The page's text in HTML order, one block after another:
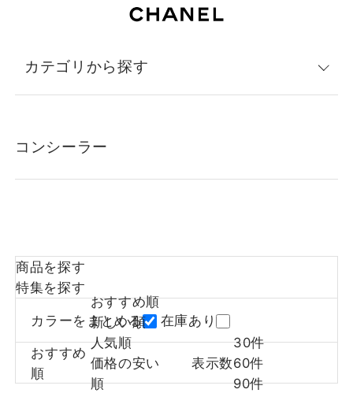
カテゴリから探す
コンシーラー
商品を探す
特集を探す
カラーをまとめる 在庫あり
おすすめ
順
おすすめ順
新しい順
人気順
価格の安い
順
表示数
30件
60件
90件